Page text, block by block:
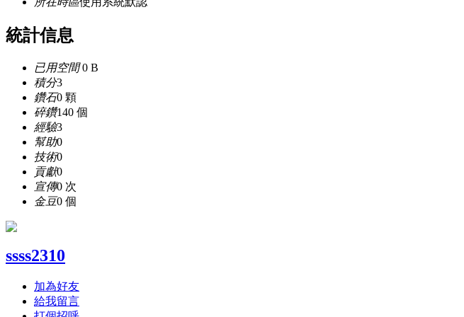
統計信息
已用空間0 B
積分3
鑽石0 顆
碎鑽140 個
經驗3
幫助0
技術0
貢獻0
宣傳0 次
金豆0 個
ssss2310
加為好友
給我留言